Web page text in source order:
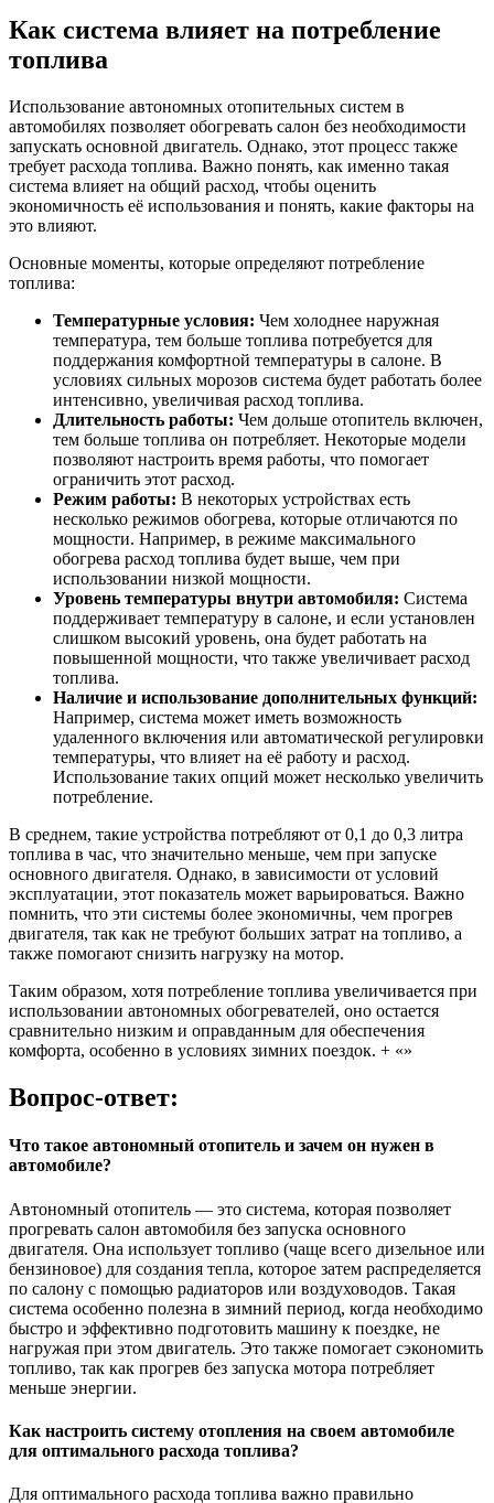
Как система влияет на потребление
топлива
Использование автономных отопительных систем в
автомобилях позволяет обогревать салон без необходимости
запускать основной двигатель. Однако, этот процесс также
требует расхода топлива. Важно понять, как именно такая
система влияет на общий расход, чтобы оценить
экономичность её использования и понять, какие факторы на
это влияют.
Основные моменты, которые определяют потребление
топлива:
Температурные условия: Чем холоднее наружная
температура, тем больше топлива потребуется для
поддержания комфортной температуры в салоне. В
условиях сильных морозов система будет работать более
интенсивно, увеличивая расход топлива.
Длительность работы: Чем дольше отопитель включен,
тем больше топлива он потребляет. Некоторые модели
позволяют настроить время работы, что помогает
ограничить этот расход.
Режим работы: В некоторых устройствах есть
несколько режимов обогрева, которые отличаются по
мощности. Например, в режиме максимального
обогрева расход топлива будет выше, чем при
использовании низкой мощности.
Уровень температуры внутри автомобиля: Система
поддерживает температуру в салоне, и если установлен
слишком высокий уровень, она будет работать на
повышенной мощности, что также увеличивает расход
топлива.
Наличие и использование дополнительных функций:
Например, система может иметь возможность
удаленного включения или автоматической регулировки
температуры, что влияет на её работу и расход.
Использование таких опций может несколько увеличить
потребление.
В среднем, такие устройства потребляют от 0,1 до 0,3 литра
топлива в час, что значительно меньше, чем при запуске
основного двигателя. Однако, в зависимости от условий
эксплуатации, этот показатель может варьироваться. Важно
помнить, что эти системы более экономичны, чем прогрев
двигателя, так как не требуют больших затрат на топливо, а
также помогают снизить нагрузку на мотор.
Таким образом, хотя потребление топлива увеличивается при
использовании автономных обогревателей, оно остается
сравнительно низким и оправданным для обеспечения
комфорта, особенно в условиях зимних поездок. + «»
Вопрос-ответ:
Что такое автономный отопитель и зачем он нужен в
автомобиле?
Автономный отопитель — это система, которая позволяет
прогревать салон автомобиля без запуска основного
двигателя. Она использует топливо (чаще всего дизельное или
бензиновое) для создания тепла, которое затем распределяется
по салону с помощью радиаторов или воздуховодов. Такая
система особенно полезна в зимний период, когда необходимо
быстро и эффективно подготовить машину к поездке, не
нагружая при этом двигатель. Это также помогает сэкономить
топливо, так как прогрев без запуска мотора потребляет
меньше энергии.
Как настроить систему отопления на своем автомобиле
для оптимального расхода топлива?
Для оптимального расхода топлива важно правильно